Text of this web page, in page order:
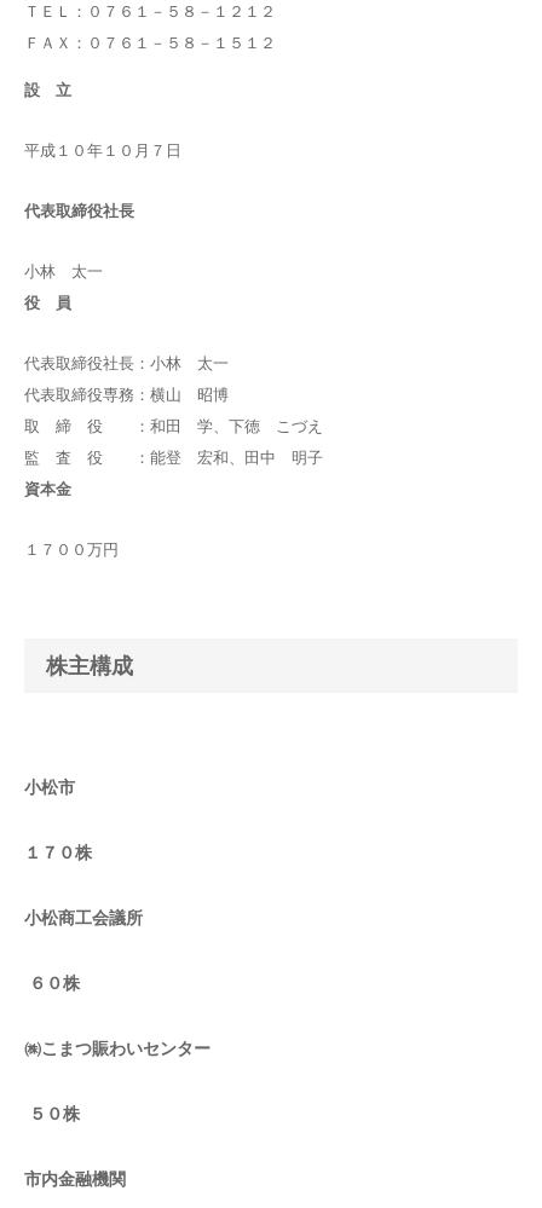
ＴＥＬ：０７６１－５８－１２１２
ＦＡＸ：０７６１－５８－１５１２
設 立
平成１０年１０月７日
代表取締役社長
小林 太一
役 員
代表取締役社長：小林 太一
代表取締役専務：横山 昭博
取 締 役 ：和田 学、下徳 こづえ
監 査 役 ：能登 宏和、田中 明子
資本金
１７００万円
株主構成
小松市
１７０株
小松商工会議所
６０株
㈱こまつ賑わいセンター
５０株
市内金融機関